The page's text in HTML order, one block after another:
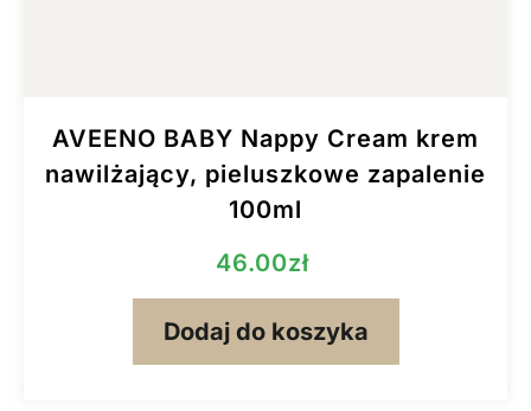
AVEENO BABY Nappy Cream krem
nawilżający, pieluszkowe zapalenie
100ml
46.00zł
Dodaj do koszyka